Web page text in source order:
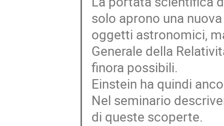
solo aprono una
oggetti astronomici,
Generale della
finora possibili.
Einstein ha quindi
Nel seminario
di queste scoperte.